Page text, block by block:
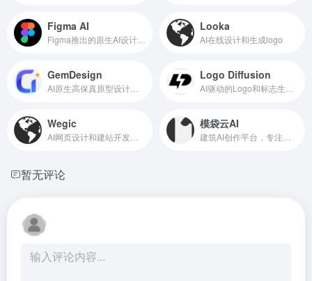
Figma AI Looka
AI在线设计和生成logo
GemDesign Logo Diffusion
Wegic 模袋云AI
暂无评论